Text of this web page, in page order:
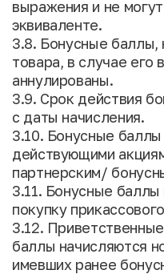
выражения и не
эквиваленте.
3.8. Бонусные баллы,
товара, в случае его
аннулированы.
3.9. Срок действия
с даты начисления.
3.10. Бонусные
действующими
партнерским/
3.11. Бонусные баллы
покупку
3.12.
баллы начисляются
имевших ранее